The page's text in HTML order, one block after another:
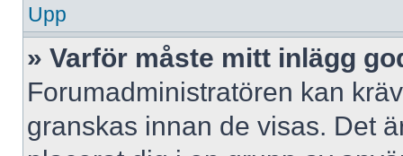
Upp
» Varför måste mitt inlägg
Forumadministratören kan
granskas innan de visas. Det